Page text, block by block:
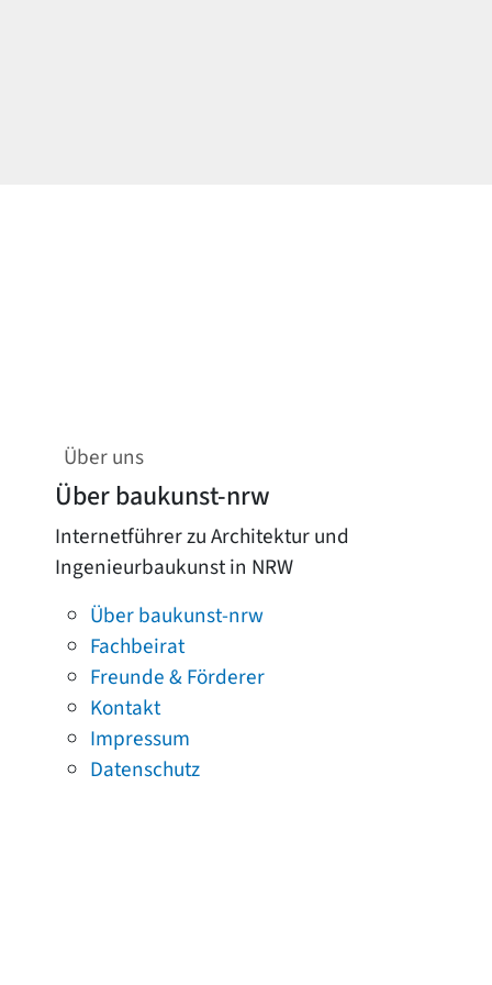
Über uns
Über baukunst-nrw
Internetführer zu Architektur und
Ingenieurbaukunst in NRW
Über baukunst-nrw
Fachbeirat
Freunde & Förderer
Kontakt
Impressum
Datenschutz